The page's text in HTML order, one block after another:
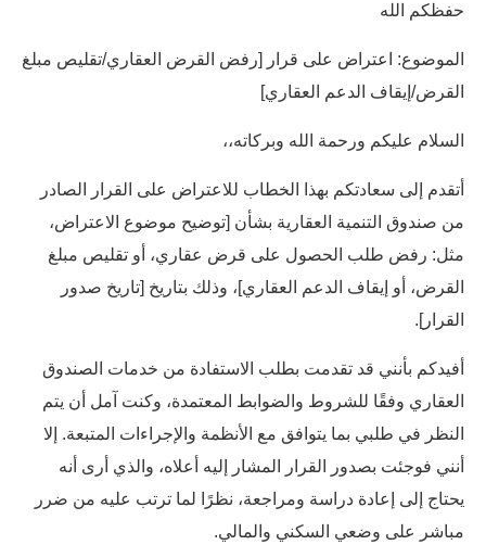
حفظكم الله
الموضوع: اعتراض على قرار [رفض القرض العقاري/تقليص مبلغ
القرض/إيقاف الدعم العقاري]
السلام عليكم ورحمة الله وبركاته،،
أتقدم إلى سعادتكم بهذا الخطاب للاعتراض على القرار الصادر
من صندوق التنمية العقارية بشأن [توضيح موضوع الاعتراض،
مثل: رفض طلب الحصول على قرض عقاري، أو تقليص مبلغ
القرض، أو إيقاف الدعم العقاري]، وذلك بتاريخ [تاريخ صدور
القرار].
أفيدكم بأنني قد تقدمت بطلب الاستفادة من خدمات الصندوق
العقاري وفقًا للشروط والضوابط المعتمدة، وكنت آمل أن يتم
النظر في طلبي بما يتوافق مع الأنظمة والإجراءات المتبعة. إلا
أنني فوجئت بصدور القرار المشار إليه أعلاه، والذي أرى أنه
يحتاج إلى إعادة دراسة ومراجعة، نظرًا لما ترتب عليه من ضرر
مباشر على وضعي السكني والمالي.